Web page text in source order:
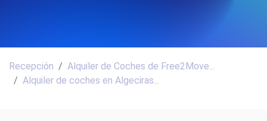
Recepción
Alquiler de Coches de Free2Move...
Alquiler de coches en Algeciras...